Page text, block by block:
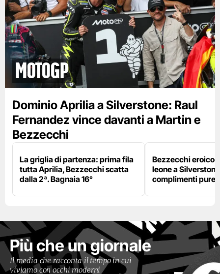
motogp
Dominio Aprilia a Silverstone: Raul
Fernandez vince davanti a Martin e
Bezzecchi
La griglia di partenza: prima fila
tutta Aprilia, Bezzecchi scatta
dalla 2ª. Bagnaia 16°
Bezzecchi eroico
leone a
complimenti pure
Più che un giornale
Il media che racconta il tempo in cui
viviamo con occhi moderni